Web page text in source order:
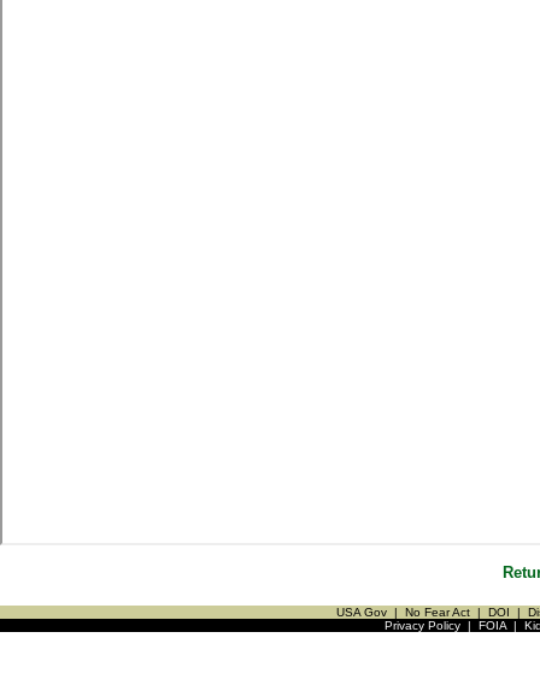
USA Gov | No Fear Act | DOI |
Privacy Policy| FOIA|